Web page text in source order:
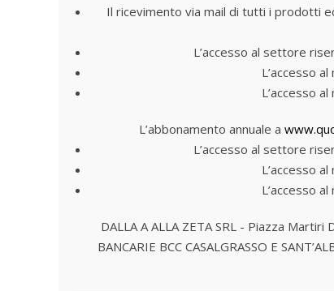
Il ricevimento via mail di tutti i prodotti
L’accesso al settore
L’accesso
L’accesso
L’abbonamento annuale a
L’accesso al settore
L’accesso
L’accesso
DALLA A ALLA ZETA SRL - Piazza
BANCARIE BCC CASALGRASSO E